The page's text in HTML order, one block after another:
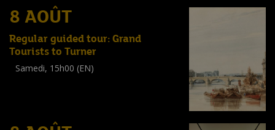
8 AOÛT
Regular guided tour: Grand
Tourists to Turner
Samedi, 15h00 (EN)